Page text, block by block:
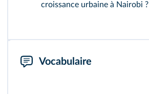
croissance urbaine à Nairobi ?
Vocabulaire